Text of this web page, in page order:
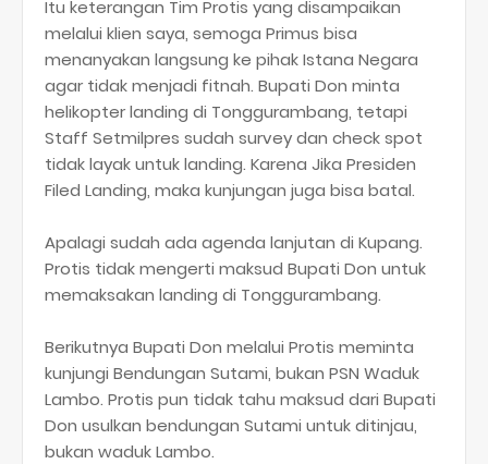
Itu keterangan Tim Protis yang disampaikan
melalui klien saya, semoga Primus bisa
menanyakan langsung ke pihak Istana Negara
agar tidak menjadi fitnah. Bupati Don minta
helikopter landing di Tonggurambang, tetapi
Staff Setmilpres sudah survey dan check spot
tidak layak untuk landing. Karena Jika Presiden
Filed Landing, maka kunjungan juga bisa batal.
Apalagi sudah ada agenda lanjutan di Kupang.
Protis tidak mengerti maksud Bupati Don untuk
memaksakan landing di Tonggurambang.
Berikutnya Bupati Don melalui Protis meminta
kunjungi Bendungan Sutami, bukan PSN Waduk
Lambo. Protis pun tidak tahu maksud dari Bupati
Don usulkan bendungan Sutami untuk ditinjau,
bukan waduk Lambo.